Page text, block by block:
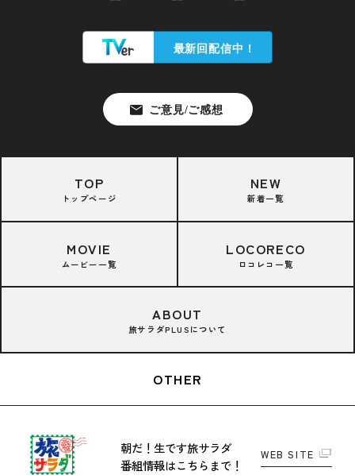
TOP
トップページ
NEW
新着一覧
MOVIE
ムービー一覧
LOCORECO
ロコレコ一覧
ABOUT
旅サラダPLUSについて
OTHER
朝だ！生です旅サラダ
番組情報はこちらまで！
WEB SITE